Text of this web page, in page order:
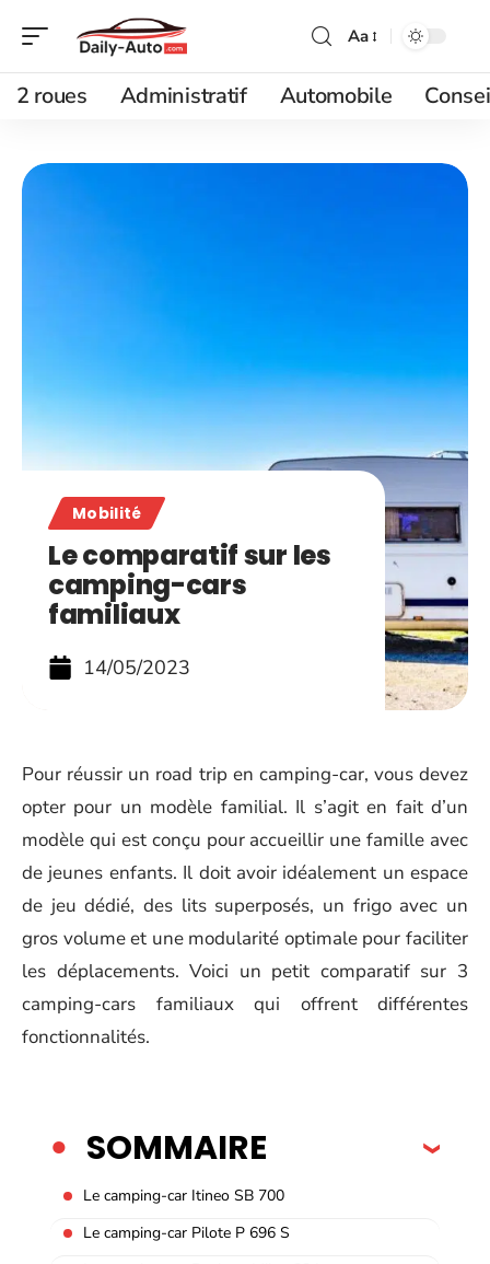
Aa
2 roues Administratif Automobile
Mobilité
Le comparatif sur les
camping-cars
familiaux
14/05/2023
Pour réussir un road trip en camping-car, vous devez
opter pour un modèle familial. Il s’agit en fait d’un
modèle qui est conçu pour accueillir une famille avec
de jeunes enfants. Il doit avoir idéalement un espace
de jeu dédié, des lits superposés, un frigo avec un
gros volume et une modularité optimale pour faciliter
les déplacements. Voici un petit comparatif sur 3
camping-cars familiaux qui offrent différentes
fonctionnalités.
SOMMAIRE
Le camping-car Itineo SB 700
Le camping-car Pilote P 696 S